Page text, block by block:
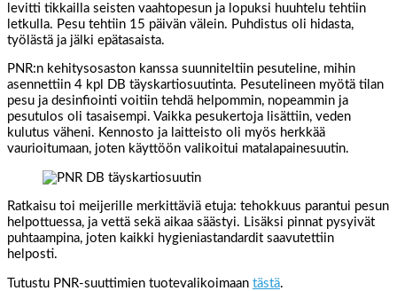
levitti tikkailla seisten vaahtopesun ja lopuksi huuhtelu tehtiin
letkulla. Pesu tehtiin 15 päivän välein. Puhdistus oli hidasta,
työlästä ja jälki epätasaista.
PNR:n kehitysosaston kanssa suunniteltiin pesuteline, mihin
asennettiin 4 kpl DB täyskartiosuutinta. Pesutelineen myötä tilan
pesu ja desinfiointi voitiin tehdä helpommin, nopeammin ja
pesutulos oli tasaisempi. Vaikka pesukertoja lisättiin, veden
kulutus väheni. Kennosto ja laitteisto oli myös herkkää
vaurioitumaan, joten käyttöön valikoitui matalapainesuutin.
Ratkaisu toi meijerille merkittäviä etuja: tehokkuus parantui pesun
helpottuessa, ja vettä sekä aikaa säästyi. Lisäksi pinnat pysyivät
puhtaampina, joten kaikki hygieniastandardit saavutettiin
helposti.
Tutustu PNR-suuttimien tuotevalikoimaan tästä.